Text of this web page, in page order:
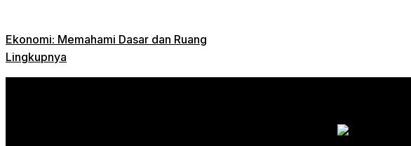
Ekonomi: Memahami Dasar dan Ruang
Lingkupnya